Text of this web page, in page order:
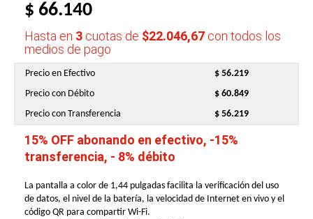
$ 66.140
Hasta en 3 cuotas de $22.046,67 con todos los
medios de pago
Precio en Efectivo
$ 56.219
Precio con Débito
$ 60.849
Precio con Transferencia
$ 56.219
15% OFF abonando en efectivo, -15%
transferencia, - 8% débito
La pantalla a color de 1,44 pulgadas facilita la verificación del uso
de datos, el nivel de la batería, la velocidad de Internet en vivo y el
código QR para compartir Wi-Fi.